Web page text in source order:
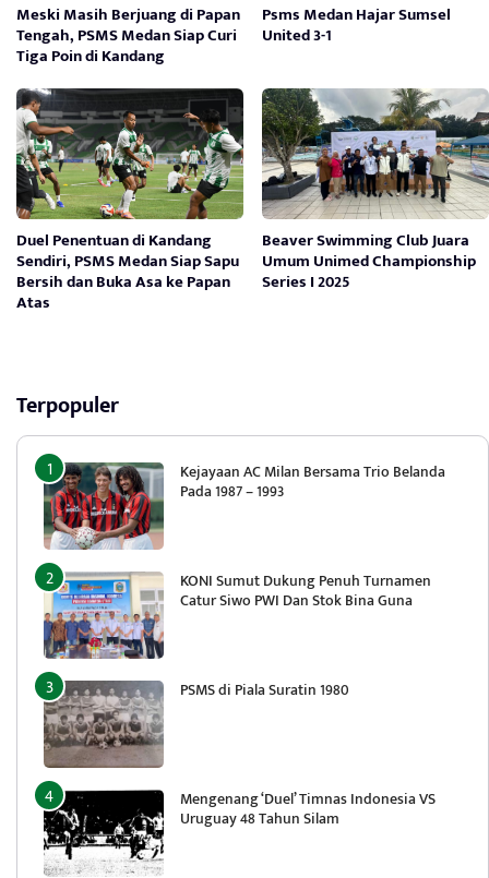
Meski Masih Berjuang di Papan
Tengah, PSMS Medan Siap Curi
Tiga Poin di Kandang
Psms Medan Hajar Sumsel
United 3-1
Duel Penentuan di Kandang
Sendiri, PSMS Medan Siap Sapu
Bersih dan Buka Asa ke Papan
Atas
Beaver Swimming Club Juara
Umum Unimed Championship
Series I 2025
Terpopuler
Kejayaan AC Milan Bersama Trio Belanda
Pada 1987 – 1993
KONI Sumut Dukung Penuh Turnamen
Catur Siwo PWI Dan Stok Bina Guna
PSMS di Piala Suratin 1980
Mengenang ‘Duel’ Timnas Indonesia VS
Uruguay 48 Tahun Silam